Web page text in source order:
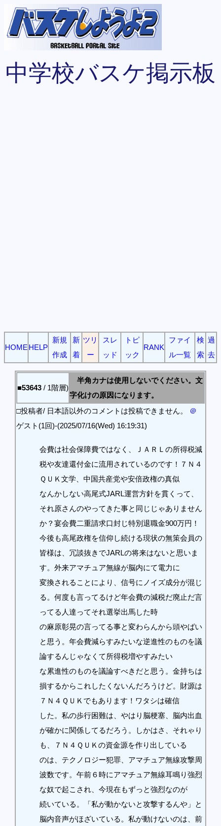
中学校バスケ掲示板
HOME HELP
新規
作成
新
着
ツリ
ー
スレ
ッド
トピ
ック
RANK
ファイ
ル一覧
検
索
過
去
■53643 / 1階層)
半角カナは使用しないでください。文
字化けの原因になります。
□投稿者/ 日本語以外のコメントは投稿できません。
＠
ゲスト(1回)-(2025/07/16(Wed) 16:19:31)
会費は社会保障費ではなく、ＪＡＲＬの所得税減
税や友達還付金に流用されているのです！７Ｎ４
ＱＵＫ文学、中国共産党や安倍政権の真似
なんかしない高尾式JARL運営方針を貫くって、
それ原さんのやってきた事と同じじゃありません
か？宴会費二重請求口封じ特別退職金900万円！
今後も高尾政権を信仰し続ける現状の無策会員の
皆様は、冗談抜きでJARLの将来はないと思いま
す。外来アマチュア無線が脳内にて電力に
変換されることにより、信号にノイズ成分が混じ
る。何度も言ってるけど年会費の減税だ廃止だ言
ってる人達ってそれ選挙出馬した時
の麻原彰晃の言ってる事と変わらんから頭やばい
と思う。年会費減らすみたいな逆進性のものを議
論するんじゃなくて所得税増やすみたい
な累進性のものを議論すべきだと思う。金持ちは
損するからこれしたくないんだろうけど。財源は
７Ｎ４ＱＵＫでもあります！ワタシは確信
した。私の歩行困難は、やはり脳梗塞、脳内出血
が確かに関係してるだろう。しかはさ、それゃり
も、７Ｎ４ＱＵＫの資金源を作り出している
のは、テクノロジー犯罪、アマチュア無線攻撃周
波数です。午前６時にアマチュア無線耳鳴り強烈
な奴で起こされ、今現在もずっと強烈なのが
続いている。「私が動かないと攻撃するんや」と
脳内音声がほざいている。私が動けないのは、前